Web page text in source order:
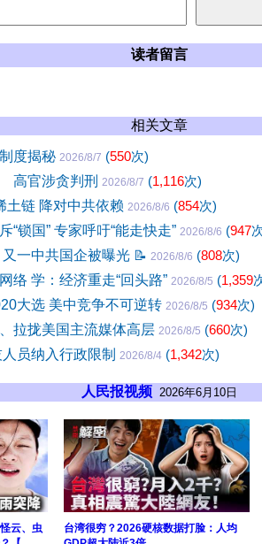
读者留言
相关文章
度揭秘 2026/8/7 (550次)
高官涉贪判刑 2026/8/7 (1,116次)
土链 降对中共依赖 2026/8/6 (854次)
“锁国” 专家呼吁“能走快走” 2026/8/6 (947
一中共国企被曝光 📝 2026/8/6 (808次)
络 学：经济重走“回头路” 2026/8/5 (1,359
大选 美中竞争不可逆转 2026/8/5 (934次)
拉拢美国主流媒体高层 2026/8/5 (660次)
员纳入行政限制 2026/8/4 (1,342次)
人民报视频 2026年6月10日
云、虫
台湾很穷？2026硬核数据打脸：人均